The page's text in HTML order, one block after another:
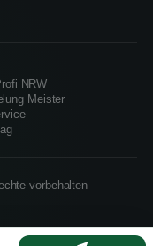
NRW
Meister
vorbehalten